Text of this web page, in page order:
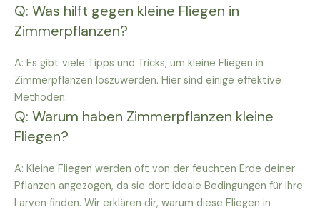
Q: Was hilft gegen kleine Fliegen in
Zimmerpflanzen?
A: Es gibt viele Tipps und Tricks, um kleine Fliegen in
Zimmerpflanzen loszuwerden. Hier sind einige effektive
Methoden:
Q: Warum haben Zimmerpflanzen kleine
Fliegen?
A: Kleine Fliegen werden oft von der feuchten Erde deiner
Pflanzen angezogen, da sie dort ideale Bedingungen für ihre
Larven finden. Wir erklären dir, warum diese Fliegen in